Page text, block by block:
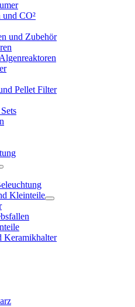
CO²
und Zubehör
Pellet Filter
Kleinteile
Keramikhalter